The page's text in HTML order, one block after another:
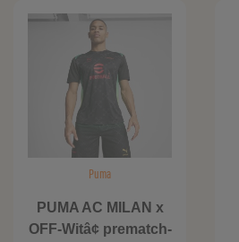
Puma
PUMA AC MILAN x
OFF-Witâ¢ prematch-